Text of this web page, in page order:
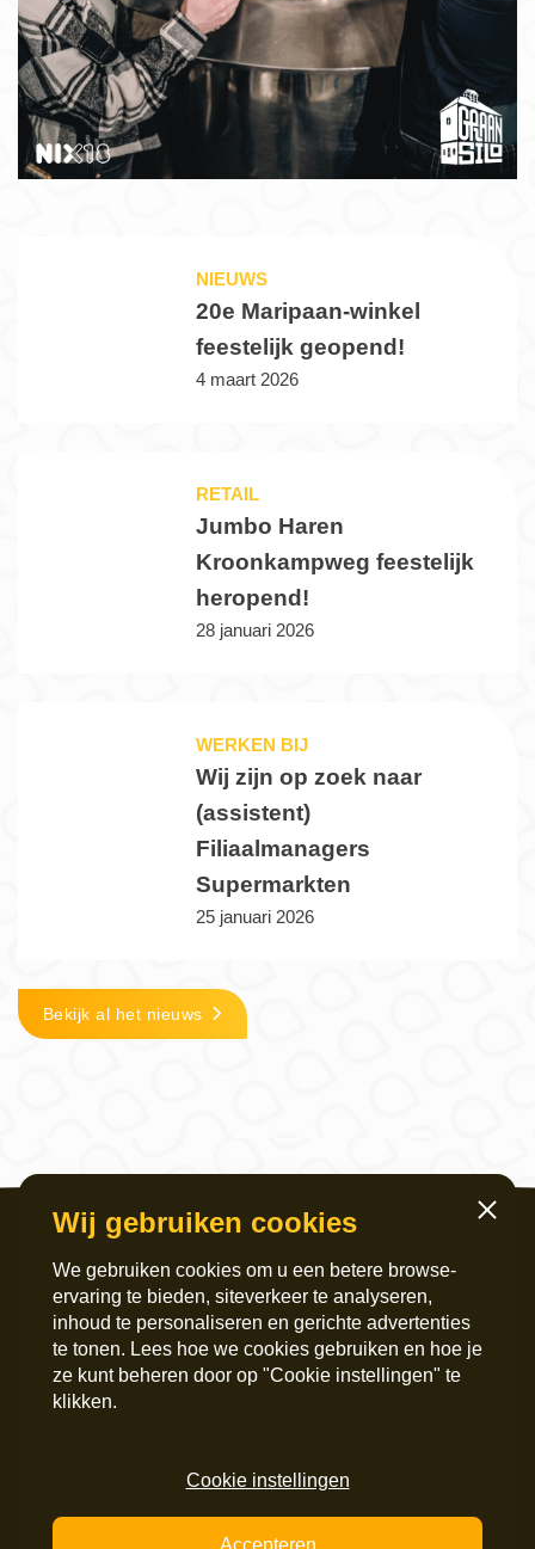
NIEUWS
20e Maripaan-winkel
feestelijk geopend!
4 maart 2026
RETAIL
Jumbo Haren
Kroonkampweg feestelijk
heropend!
28 januari 2026
WERKEN BIJ
Wij zijn op zoek naar
(assistent)
Filiaalmanagers
Supermarkten
25 januari 2026
Bekijk al het nieuws
Servicekantoor
Griffeweg 4
Postadres
info@maripaan.nl
LinkedIn
Wij gebruiken cookies
We gebruiken cookies om u een betere browse-
ervaring te bieden, siteverkeer te analyseren,
inhoud te personaliseren en gerichte advertenties
te tonen. Lees hoe we cookies gebruiken en hoe je
ze kunt beheren door op "Cookie instellingen" te
klikken.
Sluiten
Cookie instellingen
Accepteren